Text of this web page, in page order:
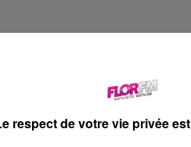
respect de votre vie privée